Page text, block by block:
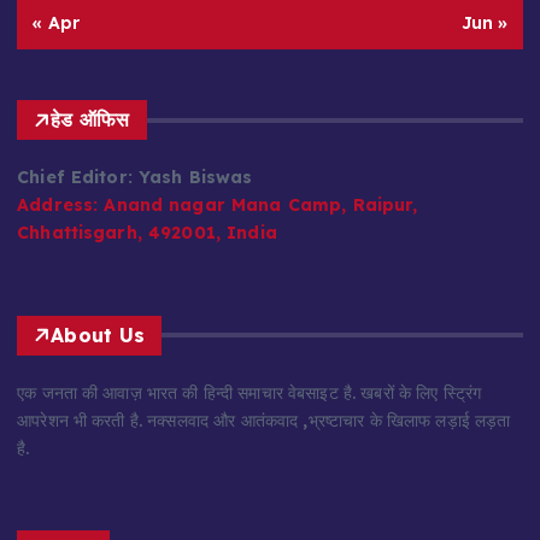
« Apr Jun »
हेड ऑफिस
Chief Editor: Yash Biswas
Address: Anand nagar Mana Camp, Raipur,
Chhattisgarh, 492001, India
About Us
एक जनता की आवाज़ भारत की हिन्दी समाचार वेबसाइट है. खबरों के लिए स्ट्रिंग
आपरेशन भी करती है. नक्सलवाद और आतंकवाद ,भ्रष्टाचार के खिलाफ लड़ाई लड़ता
है.